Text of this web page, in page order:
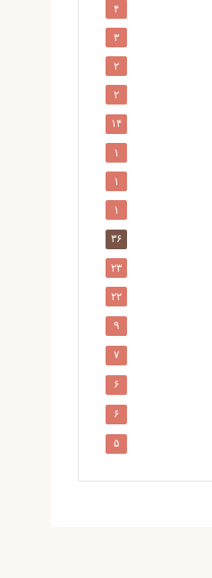
۴
۳
۲
۲
۱۴
۱
۱
۱
۳۶
۲۳
۲۲
۹
۷
۶
۶
۵